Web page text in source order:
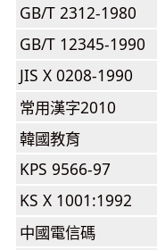
GB/T 2312-1980
GB/T 12345-1990
JIS X 0208-1990
常用漢字2010
韓國教育
KPS 9566-97
KS X 1001:1992
中國電信碼